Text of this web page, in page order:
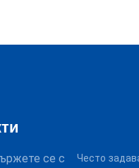
се с
Често